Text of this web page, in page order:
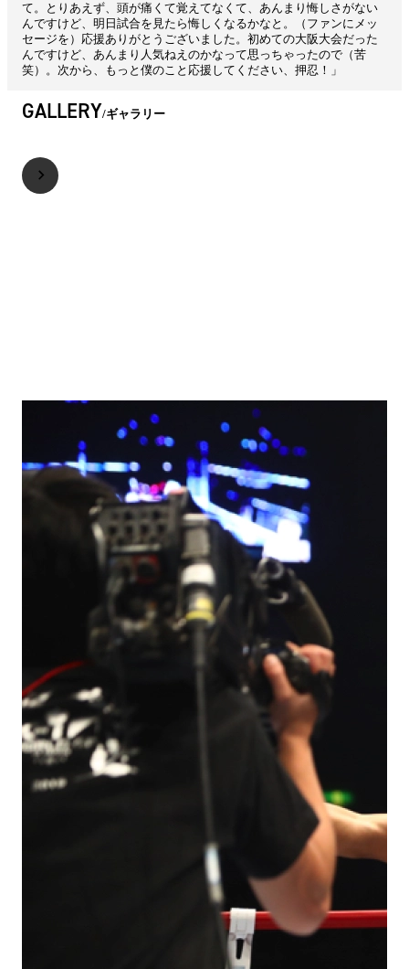
て。とりあえず、頭が痛くて覚えてなくて、あんまり悔しさがない
んですけど、明日試合を見たら悔しくなるかなと。（ファンにメッ
セージを）応援ありがとうございました。初めての大阪大会だった
んですけど、あんまり人気ねえのかなって思っちゃったので（苦
笑）。次から、もっと僕のこと応援してください、押忍！」
GALLERY ギャラリー